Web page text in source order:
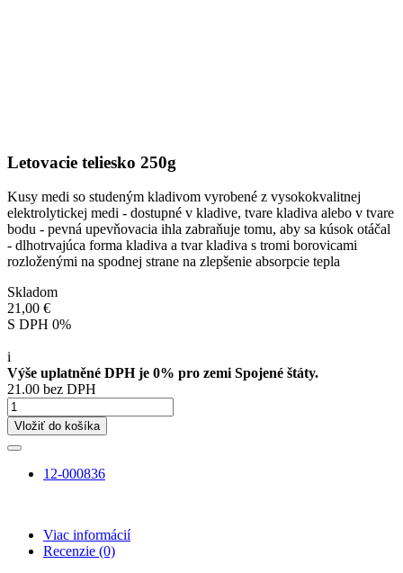
Letovacie teliesko 250g
Kusy medi so studeným kladivom vyrobené z vysokokvalitnej
elektrolytickej medi - dostupné v kladive, tvare kladiva alebo v tvare
bodu - pevná upevňovacia ihla zabraňuje tomu, aby sa kúsok otáčal
- dlhotrvajúca forma kladiva a tvar kladiva s tromi borovicami
rozloženými na spodnej strane na zlepšenie absorpcie tepla
Skladom
21,00 €
S DPH 0%
i
Výše uplatněné DPH je 0% pro zemi Spojené štáty.
21.00 bez DPH
Vložiť do košíka
12-000836
Viac informácií
Recenzie (0)